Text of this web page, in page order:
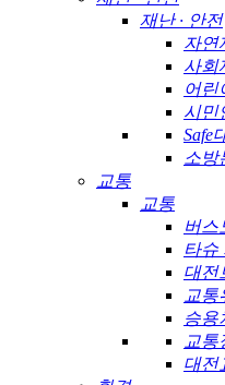
재난 · 안전
자연
사회
어린
시민
Safe
소방
교통
교통
버스
타슈
대전
교
승용
교
대전